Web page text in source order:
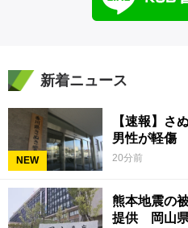
新着ニュース
NEW
【速報】さ
男性が軽傷
20分前
熊本地震の
提供 岡山